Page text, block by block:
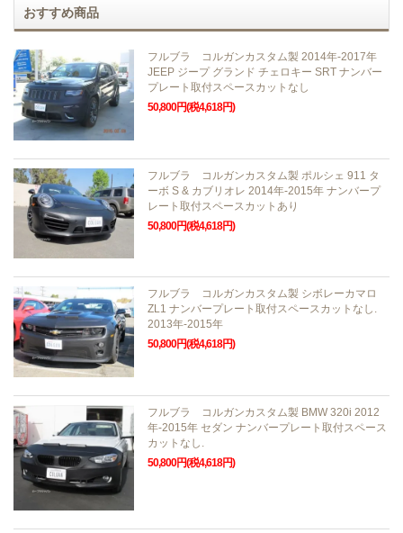
おすすめ商品
フルブラ コルガンカスタム製 2014年-2017年
JEEP ジープ グランド チェロキー SRT ナンバー
プレート取付スペースカットなし
50,800円(税4,618円)
フルブラ コルガンカスタム製 ポルシェ 911 タ
ーボ S & カブリオレ 2014年-2015年 ナンバープ
レート取付スペースカットあり
50,800円(税4,618円)
フルブラ コルガンカスタム製 シボレーカマロ
ZL1 ナンバープレート取付スペースカットなし.
2013年-2015年
50,800円(税4,618円)
フルブラ コルガンカスタム製 BMW 320i 2012
年-2015年 セダン ナンバープレート取付スペース
カットなし.
50,800円(税4,618円)